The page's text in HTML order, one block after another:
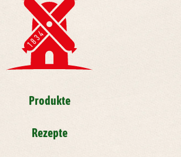
Produkte
Rezepte